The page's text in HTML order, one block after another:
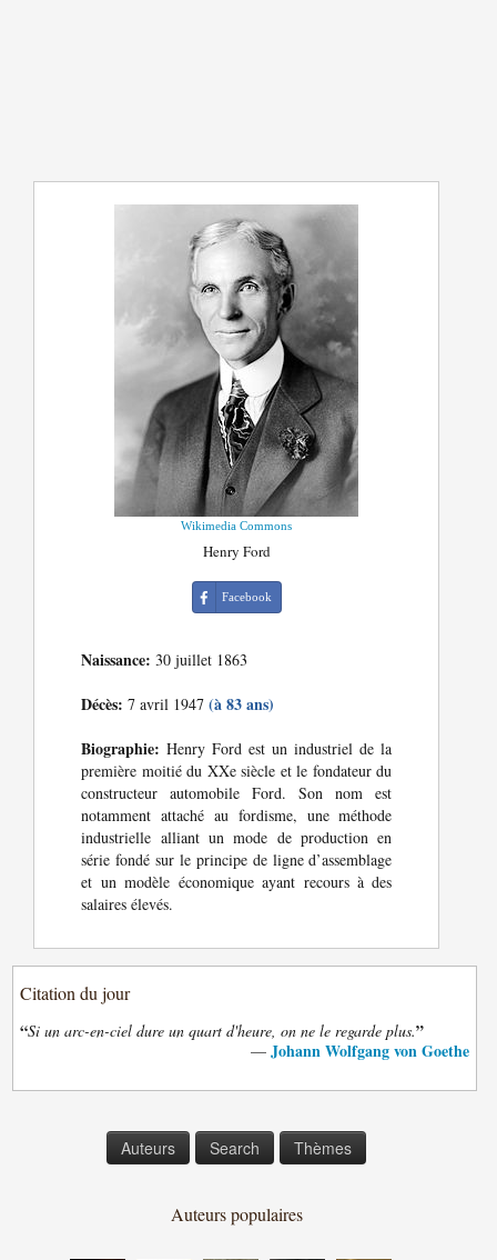
Wikimedia Commons
Henry Ford
Facebook
Naissance: 30 juillet 1863
Décès: 7 avril 1947(à 83 ans)
Biographie: Henry Ford est un industriel de la
première moitié du XXe siècle et le fondateur du
constructeur automobile Ford. Son nom est
notamment attaché au fordisme, une méthode
industrielle alliant un mode de production en
série fondé sur le principe de ligne d’assemblage
et un modèle économique ayant recours à des
salaires élevés.
Citation du jour
“Si un arc-en-ciel dure un quart d'heure, on ne le regarde plus.”
— Johann Wolfgang von Goethe
Auteurs Search Thèmes
Auteurs populaires